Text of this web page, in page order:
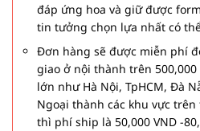
đáp ứng hoa và giữ được
tin tưởng chọn lựa nhất có
Đơn hàng sẽ được miễn phí
giao ở nội thành trên
lớn như Hà Nội, TpHCM, Đà
Ngoại thành các khu vực
thì phí ship là 50,000 VND -